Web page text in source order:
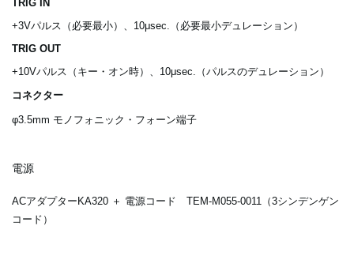
TRIG IN
+3Vパルス（必要最小）、10μsec.（必要最小デュレーション）
TRIG OUT
+10Vパルス（キー・オン時）、10μsec.（パルスのデュレーション）
コネクター
φ3.5mm モノフォニック・フォーン端子
電源
ACアダプターKA320 ＋ 電源コード TEM-M055-0011（3シンデンゲン
コード）